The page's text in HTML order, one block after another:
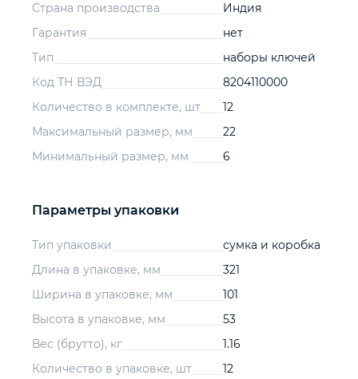
Страна производства
Индия
Гарантия
нет
Тип
наборы ключей
Код ТН ВЭД
8204110000
Количество в комплекте, шт
12
Максимальный размер, мм
22
Минимальный размер, мм
6
Параметры упаковки
Тип упаковки
сумка и коробка
Длина в упаковке, мм
321
Ширина в упаковке, мм
101
Высота в упаковке, мм
53
Вес (брутто), кг
1.16
Количество в упаковке, шт
12